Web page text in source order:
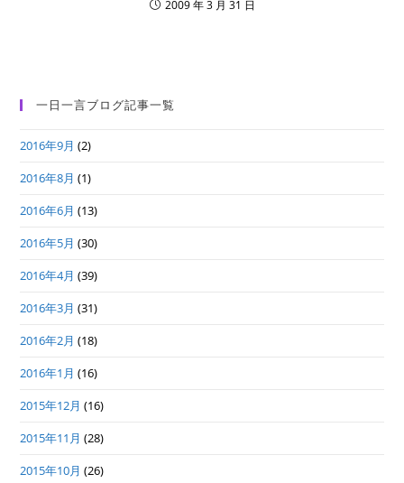
2009 年 3 月 31 日
一日一言ブログ記事一覧
2016年9月 (2)
2016年8月 (1)
2016年6月 (13)
2016年5月 (30)
2016年4月 (39)
2016年3月 (31)
2016年2月 (18)
2016年1月 (16)
2015年12月 (16)
2015年11月 (28)
2015年10月 (26)